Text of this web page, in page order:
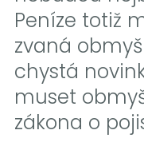
Peníze totiž
zvaná
chystá
muset
zákona o